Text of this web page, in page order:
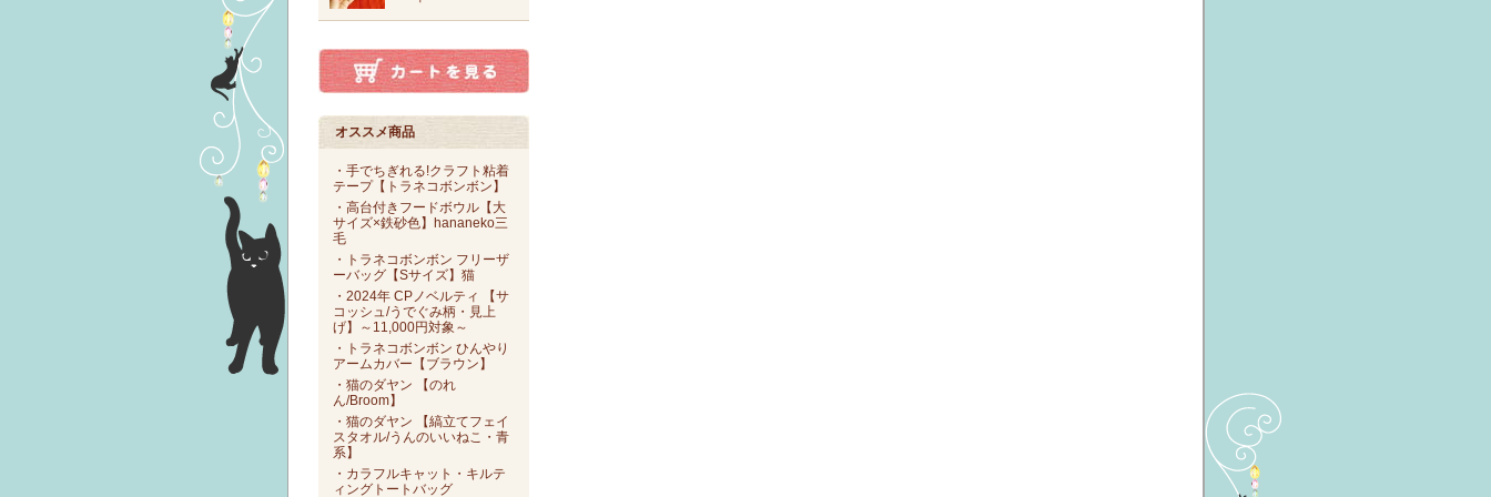
オススメ商品
・手でちぎれる!クラフト粘着
テープ【トラネコボンボン】
・高台付きフードボウル【大
サイズ×鉄砂色】hananeko三
毛
・トラネコボンボン フリーザ
ーバッグ【Sサイズ】猫
・2024年 CPノベルティ 【サ
コッシュ/うでぐみ柄・見上
げ】～11,000円対象～
・トラネコボンボン ひんやり
アームカバー【ブラウン】
・猫のダヤン 【のれ
ん/Broom】
・猫のダヤン 【縞立てフェイ
スタオル/うんのいいねこ・青
系】
・カラフルキャット・キルテ
ィングトートバッグ